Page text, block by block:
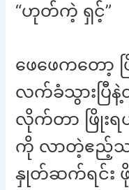
“ဟုတ်ကဲ့ ရှင့်”
ဖေဖေကတော့ ဖ
လက်ခံသွားပြီနဲ့
လိုက်တာ ဖြိုးရ
ကို လာတဲ့ဧည့်
နှုတ်ဆက်ရင်း ဖိုး